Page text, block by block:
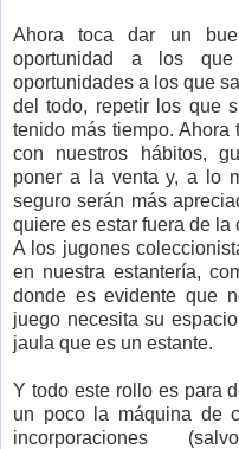
Ahora toca dar un
oportunidad a los
oportunidades a los que
del todo, repetir los que
tenido más tiempo.
con nuestros hábitos,
poner a la venta y, a lo
seguro serán más
quiere es estar fuera de la
A los jugones
en nuestra estantería,
donde es evidente que
juego necesita su
jaula que es un estante.
Y todo este rollo es para
un poco la máquina de
incorporaciones